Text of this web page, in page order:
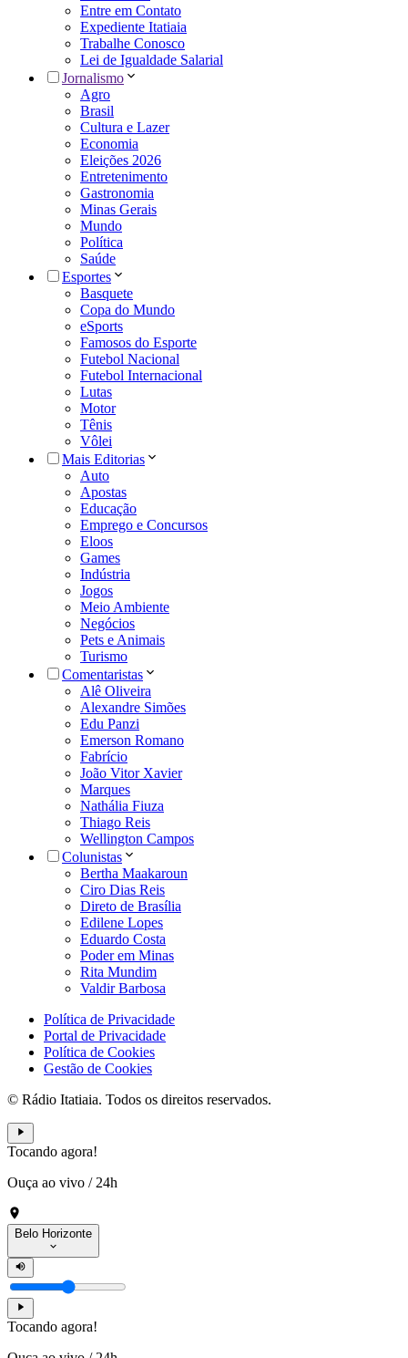
Entre em Contato
Expediente Itatiaia
Trabalhe Conosco
Lei de Igualdade Salarial
Jornalismo
Agro
Brasil
Cultura e Lazer
Economia
Eleições 2026
Entretenimento
Gastronomia
Minas Gerais
Mundo
Política
Saúde
Esportes
Basquete
Copa do Mundo
eSports
Famosos do Esporte
Futebol Nacional
Futebol Internacional
Lutas
Motor
Tênis
Vôlei
Mais Editorias
Auto
Apostas
Educação
Emprego e Concursos
Eloos
Games
Indústria
Jogos
Meio Ambiente
Negócios
Pets e Animais
Turismo
Comentaristas
Alê Oliveira
Alexandre Simões
Edu Panzi
Emerson Romano
Fabrício
João Vitor Xavier
Marques
Nathália Fiuza
Thiago Reis
Wellington Campos
Colunistas
Bertha Maakaroun
Ciro Dias Reis
Direto de Brasília
Edilene Lopes
Eduardo Costa
Poder em Minas
Rita Mundim
Valdir Barbosa
Política de Privacidade
Portal de Privacidade
Política de Cookies
Gestão de Cookies
© Rádio Itatiaia. Todos os direitos reservados.
Tocando agora!
Ouça ao vivo / 24h
Belo Horizonte
Tocando agora!